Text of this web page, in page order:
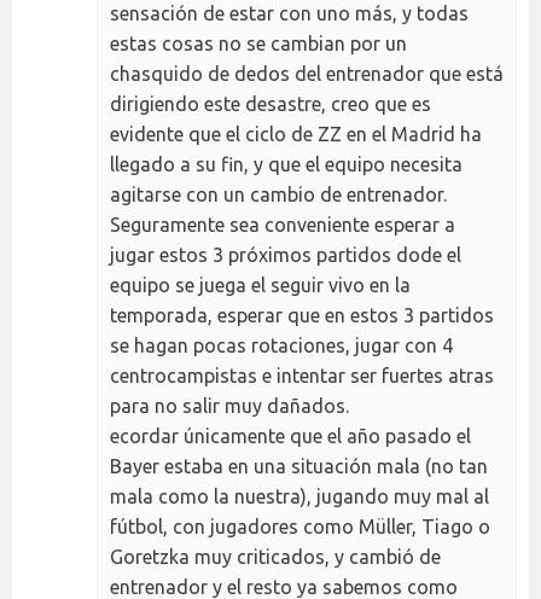
sensación de estar con uno más, y todas
estas cosas no se cambian por un
chasquido de dedos del entrenador que está
dirigiendo este desastre, creo que es
evidente que el ciclo de ZZ en el Madrid ha
llegado a su fin, y que el equipo necesita
agitarse con un cambio de entrenador.
Seguramente sea conveniente esperar a
jugar estos 3 próximos partidos dode el
equipo se juega el seguir vivo en la
temporada, esperar que en estos 3 partidos
se hagan pocas rotaciones, jugar con 4
centrocampistas e intentar ser fuertes atras
para no salir muy dañados.
ecordar únicamente que el año pasado el
Bayer estaba en una situación mala (no tan
mala como la nuestra), jugando muy mal al
fútbol, con jugadores como Müller, Tiago o
Goretzka muy criticados, y cambió de
entrenador y el resto ya sabemos como